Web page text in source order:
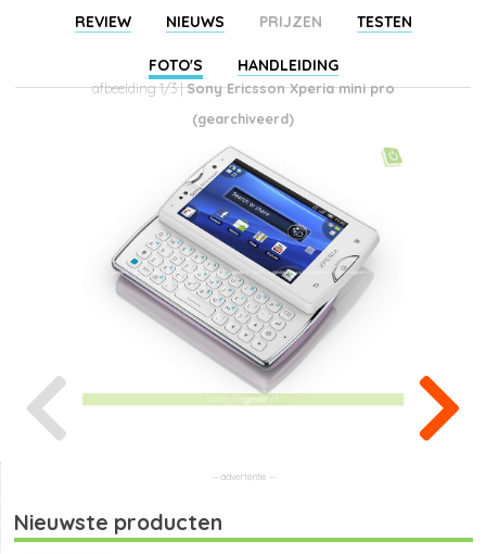
REVIEW NIEUWS PRIJZEN TESTEN
FOTO'S HANDLEIDING
afbeelding 1/3 |Sony Ericsson Xperia mini pro
(gearchiveerd)
Nieuwste producten